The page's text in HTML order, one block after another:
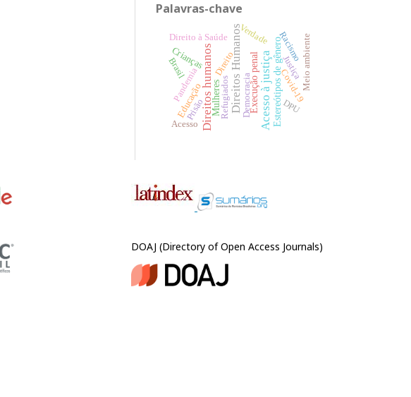
Palavras-chave
Acesso à justiça
Direitos Humanos
Direitos humanosMulheres Execução penal Estereótipos de gênero
Crianças
Educação
Direito
Pandemia
Direito à Saúde
Covid-19
Democracia
Meio ambiente
Verdade
DPU
Racismo
Prisão
Brasil
Refugiados
Acesso
Justiça
DOAJ (Directory of Open Access Journals)